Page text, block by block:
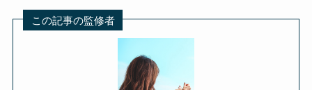
この記事の監修者